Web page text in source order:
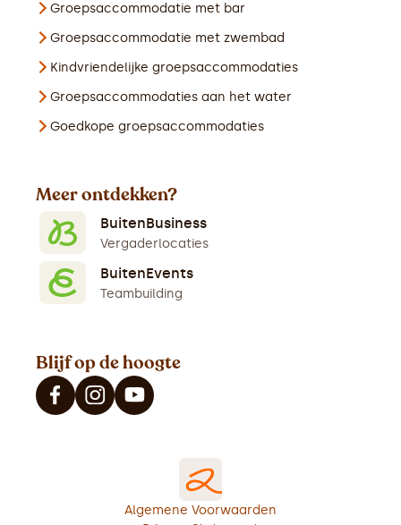
Groepsaccommodatie met bar
Groepsaccommodatie met zwembad
Kindvriendelijke groepsaccommodaties
Groepsaccommodaties aan het water
Goedkope groepsaccommodaties
Meer ontdekken?
BuitenBusiness
Vergaderlocaties
BuitenEvents
Teambuilding
Blijf op de hoogte
Algemene Voorwaarden